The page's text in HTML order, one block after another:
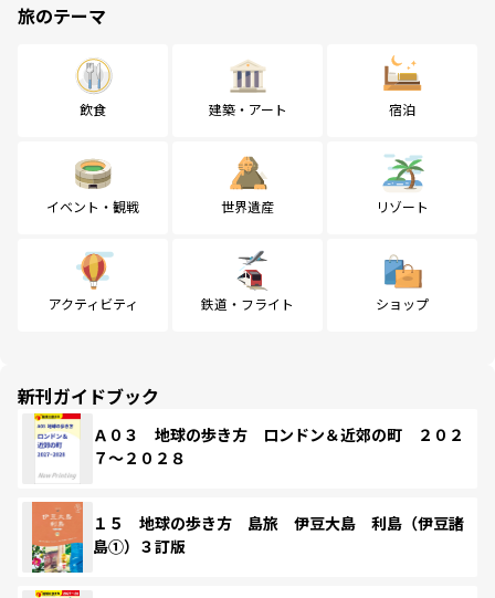
旅のテーマ
飲食 建築・アート 宿泊
イベント・観戦 世界遺産 リゾート
アクティビティ 鉄道・フライト ショップ
新刊ガイドブック
Ａ０３ 地球の歩き方 ロンドン＆近郊の町 ２０２
７～２０２８
１５ 地球の歩き方 島旅 伊豆大島 利島（伊豆諸
島①）３訂版